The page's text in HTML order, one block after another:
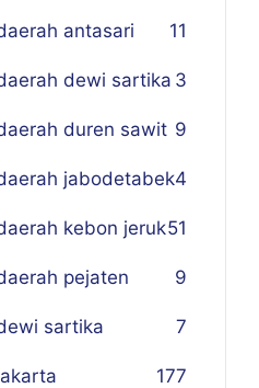
antasari 11
dewi sartika 3
duren sawit 9
jabodetabek4
kebon jeruk51
pejaten 9
sartika 7
177